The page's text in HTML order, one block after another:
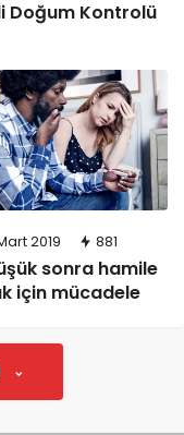
Doğum Kontrolü
2019 881
sonra hamile
için mücadele